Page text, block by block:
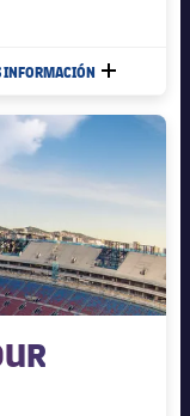
INFORMACIÓN MÁS